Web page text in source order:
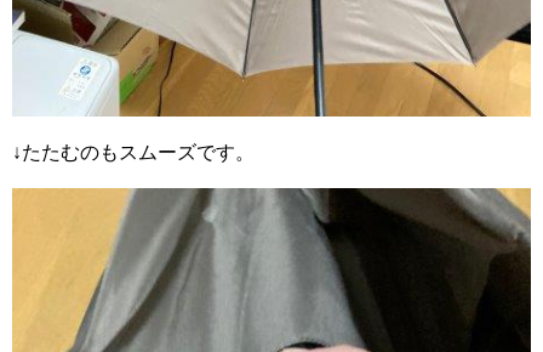
↓たたむのもスムーズです。